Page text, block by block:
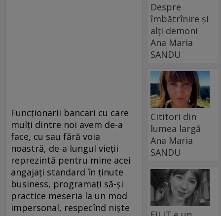
Funcționarii bancari cu care
mulți dintre noi avem de-a
face, cu sau fără voia
noastră, de-a lungul vieții
reprezintă pentru mine acei
angajați standard în ținute
business, programați să-și
practice meseria la un mod
impersonal, respecînd niște
Despre
îmbătrînire și
alți demoni
Ana Maria
SANDU
Cititori din
lumea largă
Ana Maria
SANDU